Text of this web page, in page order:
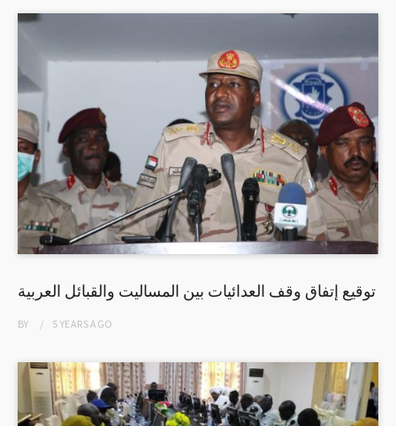
توقيع إتفاق وقف العدائيات بين المساليت والقبائل العربية
BY 5 YEARSAGO